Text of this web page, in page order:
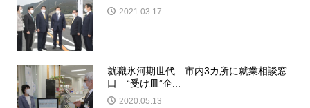
2021.03.17
就職氷河期世代 市内3カ所に就業相談窓
口 “受け皿”企...
2020.05.13